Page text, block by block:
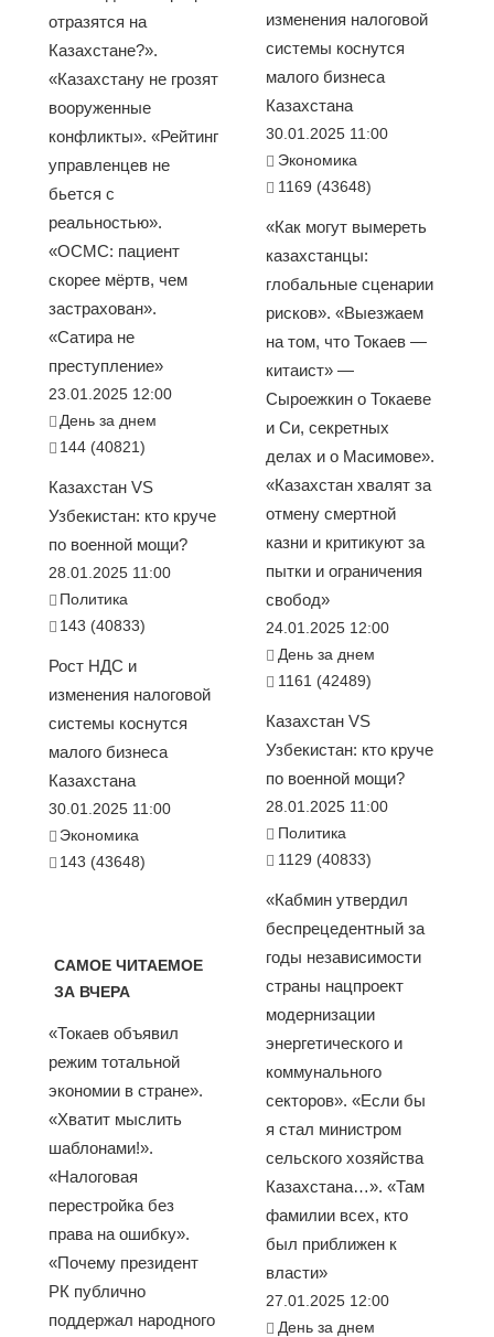
отразятся на
Казахстане?».
«Казахстану не грозят
вооруженные
конфликты». «Рейтинг
управленцев не
бьется с
реальностью».
«ОСМС: пациент
скорее мёртв, чем
застрахован».
«Сатира не
преступление»
23.01.2025 12:00
День за днем
144 (40821)
Казахстан VS
Узбекистан: кто круче
по военной мощи?
28.01.2025 11:00
Политика
143 (40833)
Рост НДС и
изменения налоговой
системы коснутся
малого бизнеса
Казахстана
30.01.2025 11:00
Экономика
143 (43648)
САМОЕ ЧИТАЕМОЕ
ЗА ВЧЕРА
«Токаев объявил
режим тотальной
экономии в стране».
«Хватит мыслить
шаблонами!».
«Налоговая
перестройка без
права на ошибку».
«Почему президент
РК публично
поддержал народного
изменения налоговой
системы коснутся
малого бизнеса
Казахстана
30.01.2025 11:00
Экономика
1169 (43648)
«Как могут вымереть
казахстанцы:
глобальные сценарии
рисков». «Выезжаем
на том, что Токаев —
китаист» —
Сыроежкин о Токаеве
и Си, секретных
делах и о Масимове».
«Казахстан хвалят за
отмену смертной
казни и критикуют за
пытки и ограничения
свобод»
24.01.2025 12:00
День за днем
1161 (42489)
Казахстан VS
Узбекистан: кто круче
по военной мощи?
28.01.2025 11:00
Политика
1129 (40833)
«Кабмин утвердил
беспрецедентный за
годы независимости
страны нацпроект
модернизации
энергетического и
коммунального
секторов». «Если бы
я стал министром
сельского хозяйства
Казахстана…». «Там
фамилии всех, кто
был приближен к
власти»
27.01.2025 12:00
День за днем